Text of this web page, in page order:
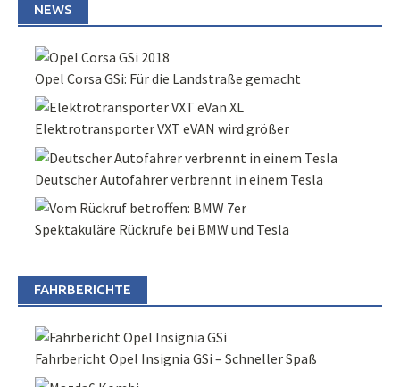
NEWS
Opel Corsa GSi: Für die Landstraße gemacht
Elektrotransporter VXT eVAN wird größer
Deutscher Autofahrer verbrennt in einem Tesla
Spektakuläre Rückrufe bei BMW und Tesla
FAHRBERICHTE
Fahrbericht Opel Insignia GSi – Schneller Spaß